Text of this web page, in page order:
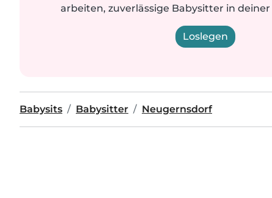
arbeiten, zuverlässige Babysitter in
Loslegen
Babysits Babysitter Neugernsdorf